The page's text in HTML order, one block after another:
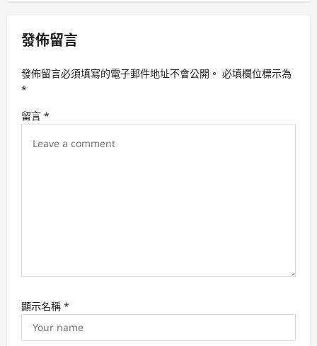
g
a
t
i
發佈留言
發佈留言必須填寫的電子郵件地址不會公開。 必填欄位標示為
*
留言 *
顯示名稱 *